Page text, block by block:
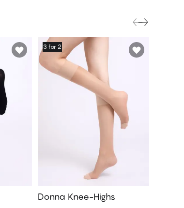
3 for 2
Donna Knee-Highs